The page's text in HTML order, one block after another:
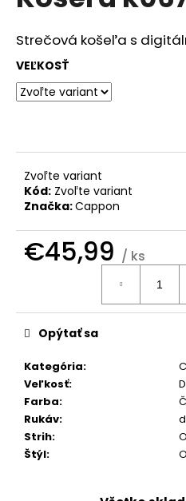
z
5
hviezdičiek.
Strečová košeľa s
VEĽKOSŤ
Zvoľte variant
Kód: Zvoľte variant
Značka:Cappon
€45,99 / ks
Kategória:
Veľkosť:
Farba:
Rukáv:
Strih:
Štýl:
Opýtať sa
j
s
ť
?
O
o
ú
č
a
m
e
KOŠEĽA